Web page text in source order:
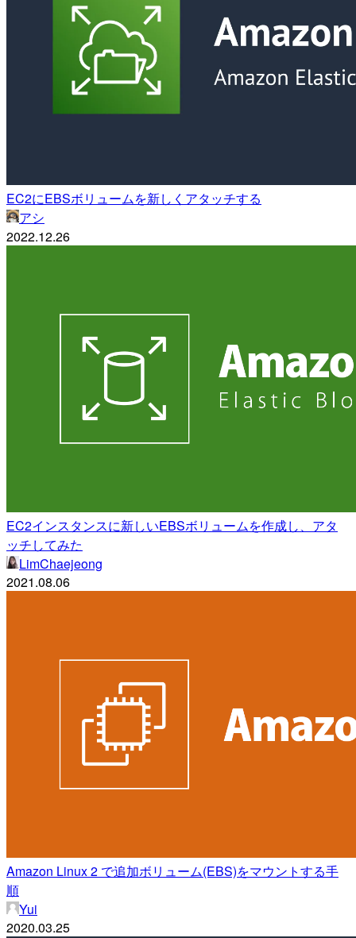
EC2にEBSボリュームを新しくアタッチする
アシ
2022.12.26
EC2インスタンスに新しいEBSボリュームを作成し、アタ
ッチしてみた
LimChaejeong
2021.08.06
Amazon Linux 2 で追加ボリューム(EBS)をマウントする手
順
Yui
2020.03.25